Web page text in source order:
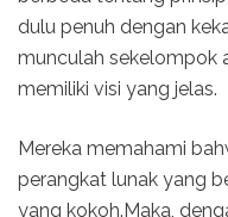
dulu penuh dengan
munculah sekelompok
memiliki visi yang jelas.
Mereka memahami
perangkat lunak yang
yang kokoh.Maka,